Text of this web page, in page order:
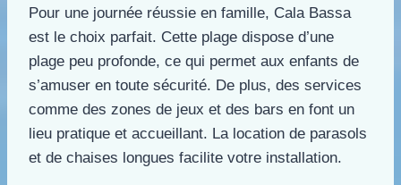
Pour une journée réussie en famille, Cala Bassa
est le choix parfait. Cette plage dispose d’une
plage peu profonde, ce qui permet aux enfants de
s’amuser en toute sécurité. De plus, des services
comme des zones de jeux et des bars en font un
lieu pratique et accueillant. La location de parasols
et de chaises longues facilite votre installation.